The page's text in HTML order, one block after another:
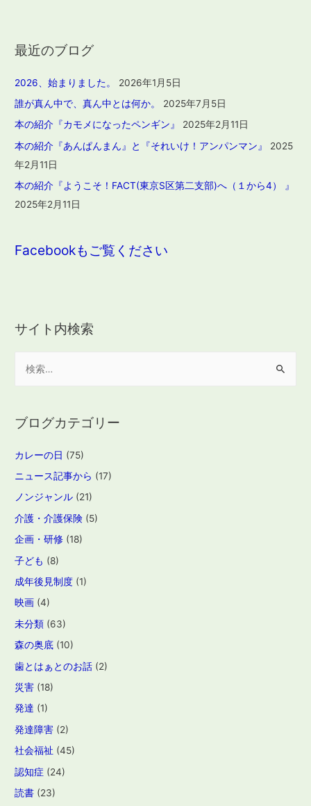
最近のブログ
2026、始まりました。
2026年1月5日
誰が真ん中で、真ん中とは何か。
2025年7月5日
本の紹介『カモメになったペンギン』
2025年2月11日
本の紹介『あんぱんまん』と『それいけ！アンパンマン』
2025
年2月11日
本の紹介『ようこそ！FACT(東京S区第二支部)へ（１から4） 』
2025年2月11日
Facebookもご覧ください
サイト内検索
ブログカテゴリー
カレーの日 (75)
ニュース記事から (17)
ノンジャンル (21)
介護・介護保険 (5)
企画・研修 (18)
子ども (8)
成年後見制度 (1)
映画 (4)
未分類 (63)
森の奥底 (10)
歯とはぁとのお話 (2)
災害 (18)
発達 (1)
発達障害 (2)
社会福祉 (45)
認知症 (24)
読書 (23)